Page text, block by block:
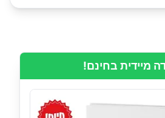
מיידית בחינם!